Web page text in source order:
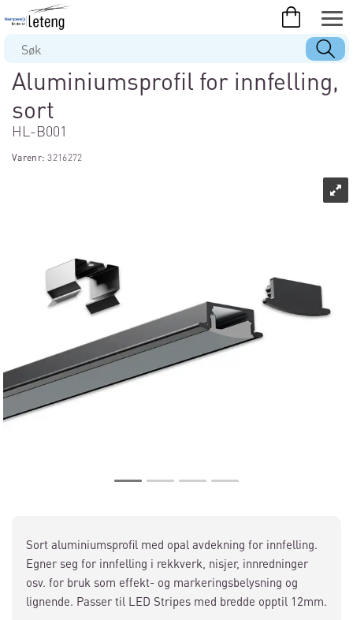
Aluminiumsprofil for innfelling,
sort
HL-B001
Varenr:3216272
Sort aluminiumsprofil med opal avdekning for innfelling.
Egner seg for innfelling i rekkverk, nisjer, innredninger
osv. for bruk som effekt- og markeringsbelysning og
lignende. Passer til LED Stripes med bredde opptil 12mm.